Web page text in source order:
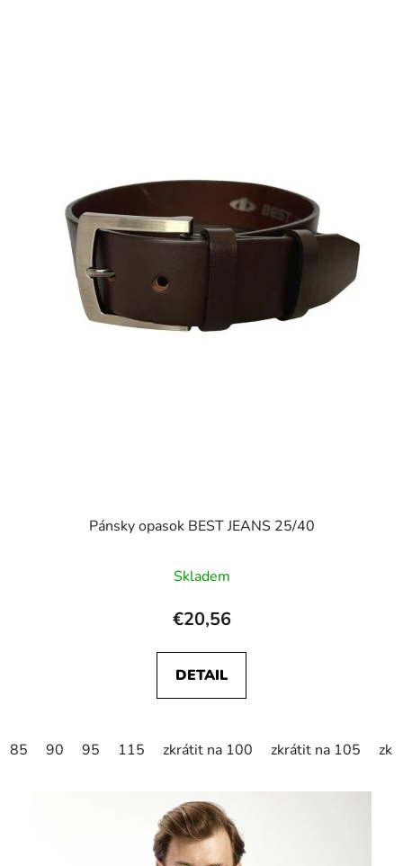
Pánsky opasok BEST JEANS 25/40
Skladem
€20,56
DETAIL
85 90 95 115 zkrátit na 100 zkrátit na 105